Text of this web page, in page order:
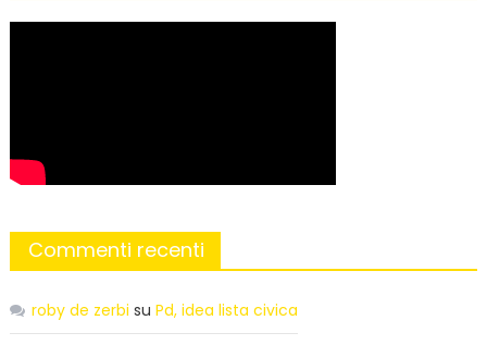
Commenti recenti
roby de zerbi su Pd, idea lista civica